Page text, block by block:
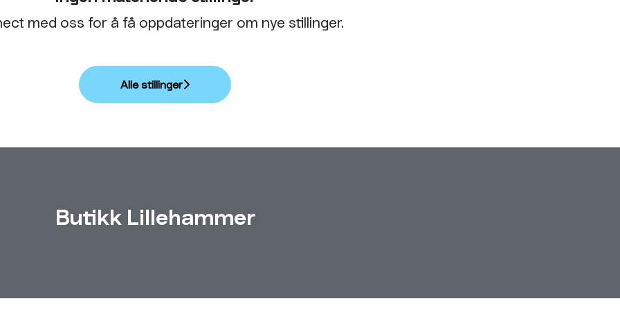
med oss for å få oppdateringer om nye stillinger.
Alle stillinger
Butikk Lillehammer